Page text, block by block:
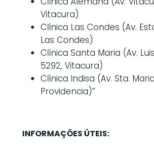
Vitacura)
Clínica Las Condes (Av.
Las Condes)
Clínica Santa Maria (Av.
5292, Vitacura)
Clínica Indisa (Av. Sta. Maria
Providencia)”
INFORMAÇÕES ÚTEIS: